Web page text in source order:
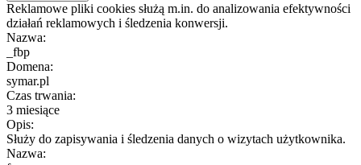
Reklamowe pliki cookies służą m.in. do analizowania efektywności
działań reklamowych i śledzenia konwersji.
Nazwa:
_fbp
Domena:
symar.pl
Czas trwania:
3 miesiące
Opis:
Służy do zapisywania i śledzenia danych o wizytach użytkownika.
Nazwa: